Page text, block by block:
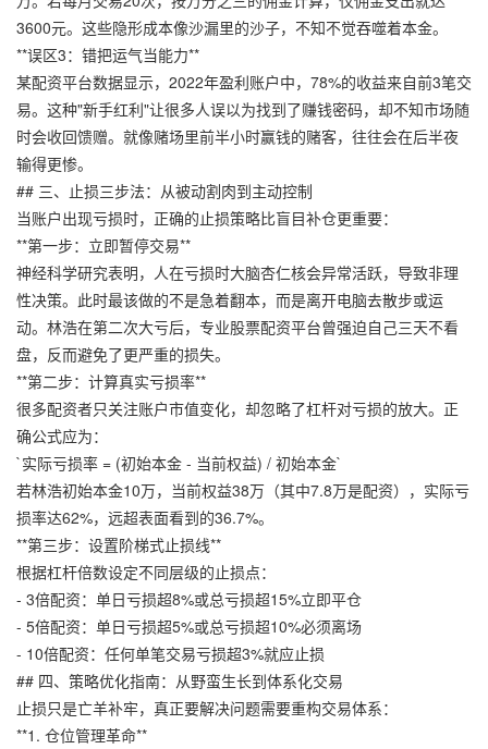
3600元。这些隐形成本像沙漏里的沙子，不知不觉吞噬着本金。
**误区3：错把运气当能力**
某配资平台数据显示，2022年盈利账户中，78%的收益来自前3笔交
易。这种"新手红利"让很多人误以为找到了赚钱密码，却不知市场随
时会收回馈赠。就像赌场里前半小时赢钱的赌客，往往会在后半夜
输得更惨。
## 三、止损三步法：从被动割肉到主动控制
当账户出现亏损时，正确的止损策略比盲目补仓更重要：
**第一步：立即暂停交易**
神经科学研究表明，人在亏损时大脑杏仁核会异常活跃，导致非理
性决策。此时最该做的不是急着翻本，而是离开电脑去散步或运
动。林浩在第二次大亏后， 专业股票配资平台曾强迫自己三天不看
盘，反而避免了更严重的损失。
**第二步：计算真实亏损率**
很多配资者只关注账户市值变化，却忽略了杠杆对亏损的放大。正
确公式应为：
`实际亏损率 = (初始本金 - 当前权益) / 初始本金`
若林浩初始本金10万，当前权益38万（其中7.8万是配资），实际亏
损率达62%，远超表面看到的36.7%。
**第三步：设置阶梯式止损线**
根据杠杆倍数设定不同层级的止损点：
- 3倍配资：单日亏损超8%或总亏损超15%立即平仓
- 5倍配资：单日亏损超5%或总亏损超10%必须离场
- 10倍配资：任何单笔交易亏损超3%就应止损
## 四、策略优化指南：从野蛮生长到体系化交易
止损只是亡羊补牢，真正要解决问题需要重构交易体系：
**1. 仓位管理革命**